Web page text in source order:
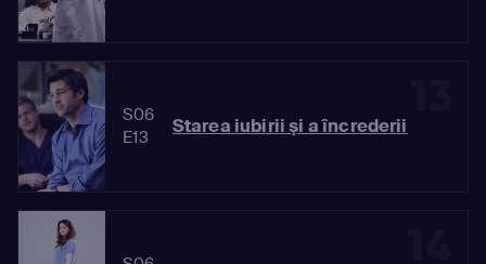
S06
E13
Starea iubirii şi a încrederii